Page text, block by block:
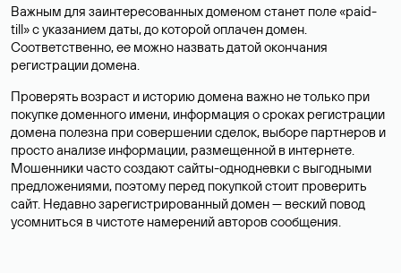
Важным для заинтересованных доменом станет поле «paid-
till» с указанием даты, до которой оплачен домен.
Соответственно, ее можно назвать датой окончания
регистрации домена.
Проверять возраст и историю домена важно не только при
покупке доменного имени, информация о сроках регистрации
домена полезна при совершении сделок, выборе партнеров и
просто анализе информации, размещенной в интернете.
Мошенники часто создают сайты-однодневки с выгодными
предложениями, поэтому перед покупкой стоит проверить
сайт. Недавно зарегистрированный домен — веский повод
усомниться в чистоте намерений авторов сообщения.